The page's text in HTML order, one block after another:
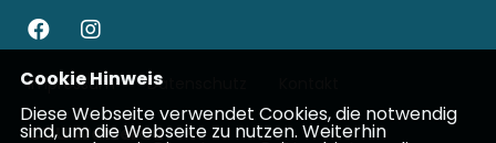
Impressum Datenschutz
CDU Wetterau
Cookie Hinweis
Diese Webseite verwendet Cookies, die notwendig
sind, um die Webseite zu nutzen. Weiterhin